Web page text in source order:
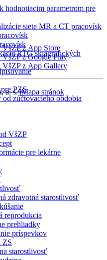
hodnotiacim parametrom pre
siete MR a CT pracovísk
RTG skiagrafických
PZS
od zúčtovacieho obdobia
VšZP
pre lekárne
zdravotná starostlivosť
reprodukcia
prehliadky
príspevkov
ZS
starostlivosť
VšZP z App Store
z Google Play
VšZP z App Gallery
a. s.|Mapa stránok